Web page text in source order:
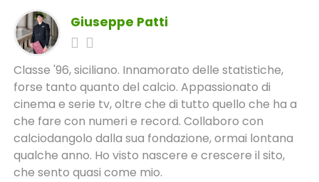
Giuseppe Patti
Classe '96, siciliano. Innamorato delle statistiche,
forse tanto quanto del calcio. Appassionato di
cinema e serie tv, oltre che di tutto quello che ha a
che fare con numeri e record. Collaboro con
calciodangolo dalla sua fondazione, ormai lontana
qualche anno. Ho visto nascere e crescere il sito,
che sento quasi come mio.